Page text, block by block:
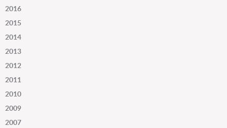
2016
2015
2014
2013
2012
2011
2010
2009
2007